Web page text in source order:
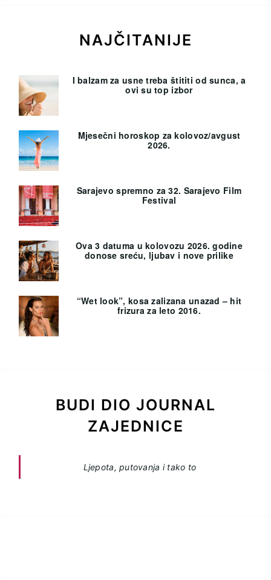
NAJČITANIJE
I balzam za usne treba štititi od sunca, a
ovi su top izbor
Mjesečni horoskop za kolovoz/avgust
2026.
Sarajevo spremno za 32. Sarajevo Film
Festival
Ova 3 datuma u kolovozu 2026. godine
donose sreću, ljubav i nove prilike
“Wet look”, kosa zalizana unazad – hit
frizura za leto 2016.
BUDI DIO JOURNAL
ZAJEDNICE
Ljepota, putovanja i tako to